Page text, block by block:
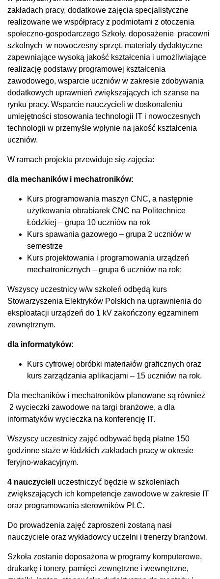
zakładach pracy, dodatkowe zajęcia specjalistyczne
realizowane we współpracy z podmiotami z otoczenia
społeczno-gospodarczego Szkoły, doposażenie pracowni
szkolnych w nowoczesny sprzęt, materiały dydaktyczne
zapewniające wysoką jakość kształcenia i umożliwiające
realizację podstawy programowej kształcenia
zawodowego, wsparcie uczniów w zakresie zdobywania
dodatkowych uprawnień zwiększających ich szanse na
rynku pracy. Wsparcie nauczycieli w doskonaleniu
umiejętności stosowania technologii IT i nowoczesnych
technologii w przemyśle wpłynie na jakość kształcenia
uczniów.
W ramach projektu przewiduje się zajęcia:
dla mechaników i mechatroników:
Kurs programowania maszyn CNC, a następnie
użytkowania obrabiarek CNC na Politechnice
Łódzkiej – grupa 10 uczniów na rok
Kurs spawania gazowego – grupa 2 uczniów w
semestrze
Kurs projektowania i programowania urządzeń
mechatronicznych – grupa 6 uczniów na rok;
Wszyscy uczestnicy w/w szkoleń odbędą kurs
Stowarzyszenia Elektryków Polskich na uprawnienia do
eksploatacji urządzeń do 1 kV zakończony egzaminem
zewnętrznym.
dla informatyków:
Kurs cyfrowej obróbki materiałów graficznych oraz
kurs zarządzania aplikacjami – 15 uczniów na rok.
Dla mechaników i mechatroników planowane są również
2 wycieczki zawodowe na targi branżowe, a dla
informatyków wycieczka na konferencję IT.
Wszyscy uczestnicy zajęć odbywać będą płatne 150
godzinne staże w łódzkich zakładach pracy w okresie
feryjno-wakacyjnym.
4 nauczycieli uczestniczyć będzie w szkoleniach
zwiększających ich kompetencje zawodowe w zakresie IT
oraz programowania sterowników PLC.
Do prowadzenia zajęć zaproszeni zostaną nasi
nauczyciele oraz wykładowcy uczelni i trenerzy branżowi.
Szkoła zostanie doposażona w programy komputerowe,
drukarkę i tonery, pamięci zewnętrzne i wewnętrzne,